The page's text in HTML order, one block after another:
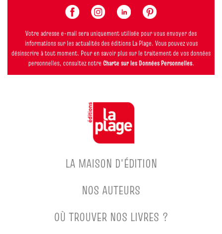
Votre adresse e-mail sera uniquement utilisée pour vous envoyer des
informations sur les actualités des éditions La Plage. Vous pouvez vous
désinscrire à tout moment. Pour en savoir plus sur le traitement de vos données
personnelles, consultez notre Charte sur les Données Personnelles.
LA MAISON D'ÉDITION
NOS AUTEURS
OÙ TROUVER NOS LIVRES ?